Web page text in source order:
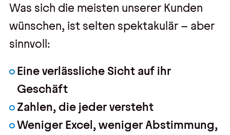
Was sich die meisten unserer Kunden
wünschen, ist selten spektakulär – aber
sinnvoll:
Eine verlässliche Sicht auf ihr
Geschäft
Zahlen, die jeder versteht
Weniger Excel, weniger Abstimmung,